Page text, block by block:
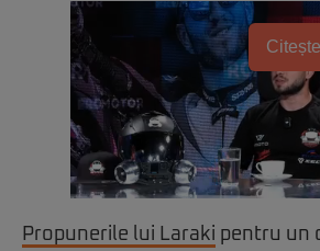
Propunerile lui Laraki pentru un